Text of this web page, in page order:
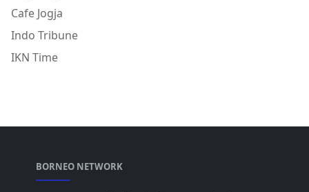
Cafe Jogja
Indo Tribune
IKN Time
BORNEO NETWORK